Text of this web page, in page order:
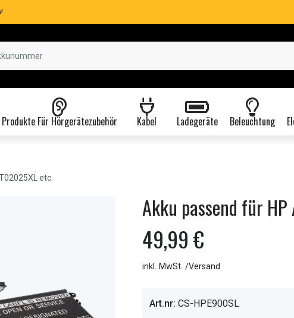
Produkte Für Hörgerätezubehör Kabel Ladegeräte Beleuchtung
etc.
Akku passend für
49,99 €
inkl. MwSt. /Versand
Art.nr: CS-HPE900SL